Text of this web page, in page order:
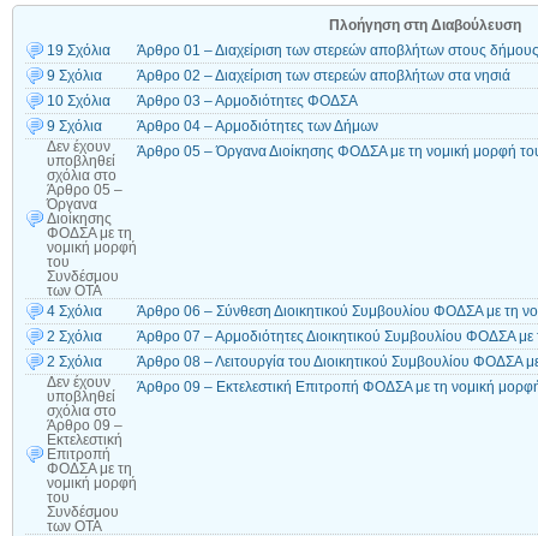
Πλοήγηση στη Διαβούλευση
19 Σχόλια
Άρθρο 01 – Διαχείριση των στερεών αποβλήτων στους
9 Σχόλια
Άρθρο 02 – Διαχείριση των στερεών αποβλήτων στα νησιά
10 Σχόλια
Άρθρο 03 – Αρμοδιότητες ΦΟΔΣΑ
9 Σχόλια
Άρθρο 04 – Αρμοδιότητες των Δήμων
Δεν έχουν
υποβληθεί
σχόλια στο
Άρθρο 05 –
Όργανα
Διοίκησης
ΦΟΔΣΑ με τη
νομική μορφή
του
Συνδέσμου
των ΟΤΑ
Άρθρο 05 – Όργανα Διοίκησης ΦΟΔΣΑ με τη νομική μορφή
4 Σχόλια
Άρθρο 06 – Σύνθεση Διοικητικού Συμβουλίου ΦΟΔΣΑ με τη
2 Σχόλια
Άρθρο 07 – Αρμοδιότητες Διοικητικού Συμβουλίου ΦΟΔΣΑ
2 Σχόλια
Άρθρο 08 – Λειτουργία του Διοικητικού Συμβουλίου ΦΟΔΣΑ
Δεν έχουν
υποβληθεί
σχόλια στο
Άρθρο 09 –
Εκτελεστική
Επιτροπή
ΦΟΔΣΑ με τη
νομική μορφή
του
Συνδέσμου
των ΟΤΑ
Άρθρο 09 – Εκτελεστική Επιτροπή ΦΟΔΣΑ με τη νομική